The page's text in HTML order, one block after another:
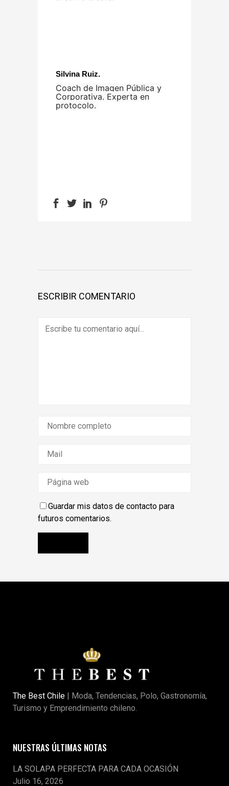
Silvina Ruiz.
Coach de Imagen Pública y
Corporativa. Experta en
protocolo.
ESCRIBIR COMENTARIO
Guardar mis datos de contacto para
futuros comentarios.
The Best Chile | Moda, Tendencias, Polo, Gastronomía,
Turismo y Emprendimiento chileno.
NUESTRAS ÚLTIMAS NOTAS
LA SOLAPA PERFECTA PARA CADA OCASIÓN
Julio 16, 2026